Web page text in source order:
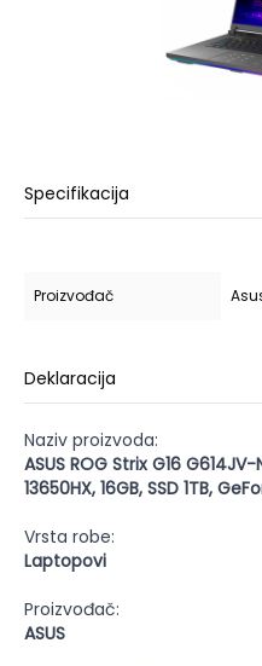
Specifikacija
Proizvođač
Deklaracija
Naziv proizvoda:
ASUS ROG Strix G16
13650HX, 16GB, SSD 1TB,
Vrsta robe:
Laptopovi
Proizvođač:
ASUS